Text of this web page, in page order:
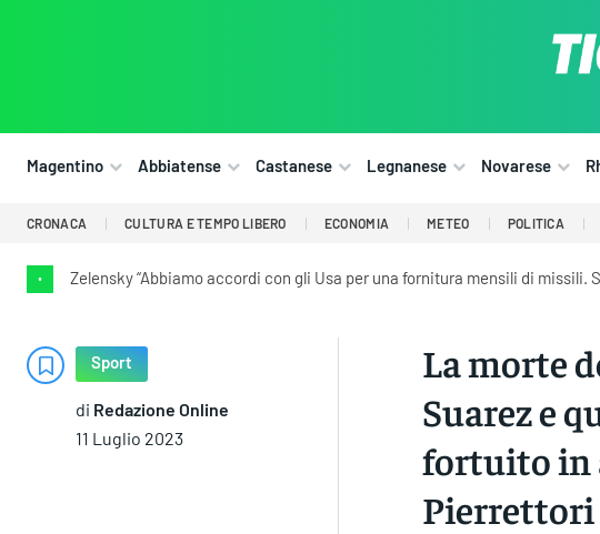
Magentino Abbiatense Castanese Legnanese Novarese
CRONACA CULTURA E TEMPO LIBERO ECONOMIA METEO POLITICA
• Zelensky “Abbiamo accordi con gli Usa per una fornitura mensili di missili.
Sport
di Redazione Online
11 Luglio 2023
La morte
Suarez e
fortuito in
Pierrettori